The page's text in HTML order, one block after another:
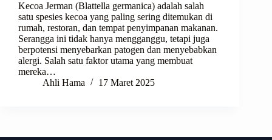
Kecoa Jerman (Blattella germanica) adalah salah
satu spesies kecoa yang paling sering ditemukan di
rumah, restoran, dan tempat penyimpanan makanan.
Serangga ini tidak hanya mengganggu, tetapi juga
berpotensi menyebarkan patogen dan menyebabkan
alergi. Salah satu faktor utama yang membuat
mereka…
Ahli Hama
17 Maret 2025